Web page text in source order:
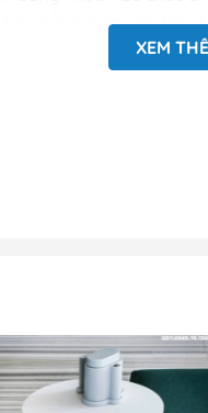
bàn bằng thép sơn tĩnh
đẹp theo thời gian sử
gọi điện hoặc nhắn tin
cafe
XEM